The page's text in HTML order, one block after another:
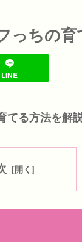
っちの育
LINE
る方法を解